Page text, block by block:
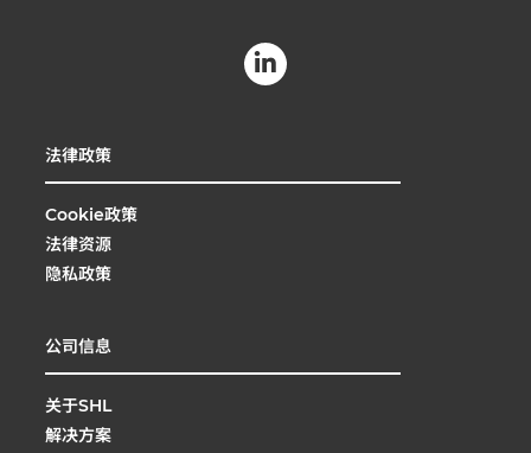
法律政策
Cookie政策
法律资源
隐私政策
公司信息
关于SHL
解决方案